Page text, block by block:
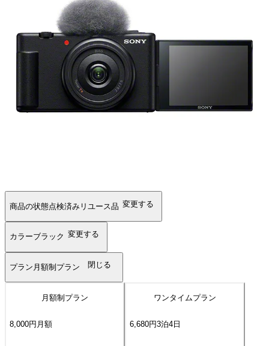
商品の状態点検済みリユース品 変更する
カラーブラック 変更する
プラン 月額制プラン 閉じる
月額制プラン
8,000円 月額
ワンタイムプラン
6,680円3泊4 日